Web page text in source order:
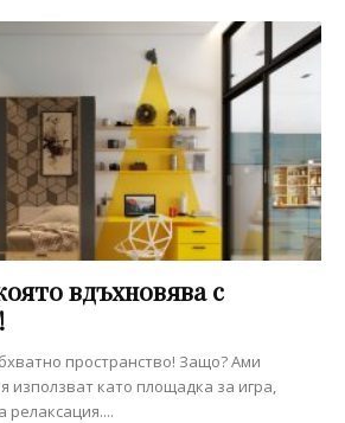
вдъхновява с
пространство! Защо? Ами
използват като площадка за игра,
релаксация....